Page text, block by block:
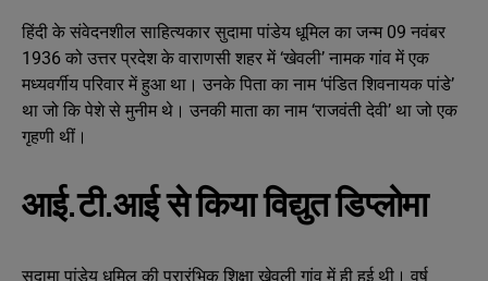
हिंदी के संवेदनशील साहित्यकार सुदामा पांडेय धूमिल का जन्म 09 नवंबर
1936 को उत्तर प्रदेश के वाराणसी शहर में ‘खेवली’ नामक गांव में एक
मध्यवर्गीय परिवार में हुआ था। उनके पिता का नाम ‘पंडित शिवनायक पांडे’
था जो कि पेशे से मुनीम थे। उनकी माता का नाम ‘राजवंती देवी’ था जो एक
गृहणी थीं।
आई.टी.आई से किया विद्युत डिप्लोमा
सुदामा पांडेय धूमिल की प्रारंभिक शिक्षा खेवली गांव में ही हुई थी। वर्ष